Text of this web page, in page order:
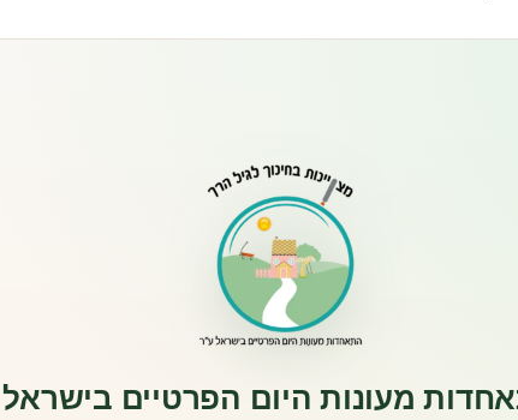
מעונות היום הפרטיים בישראל